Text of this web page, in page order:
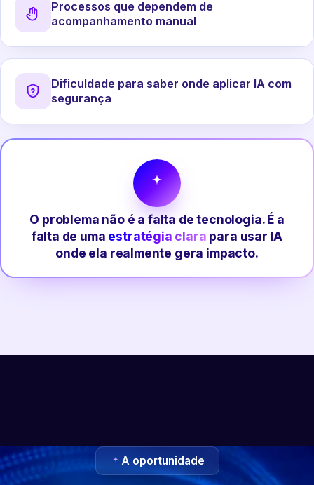
Processos que dependem de
acompanhamento manual
Dificuldade para saber onde aplicar IA com
segurança
O problema não é a falta de tecnologia. É a
falta de uma estratégia clara para usar IA
onde ela realmente gera impacto.
A oportunidade